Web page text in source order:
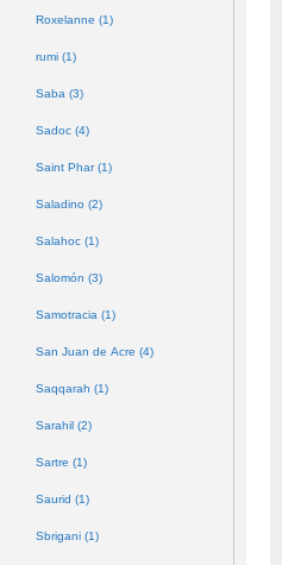
Roxelanne (1)
rumi (1)
Saba (3)
Sadoc (4)
Saint Phar (1)
Saladino (2)
Salahoc (1)
Salomón (3)
Samotracia (1)
San Juan de Acre (4)
Saqqarah (1)
Sarahil (2)
Sartre (1)
Saurid (1)
Sbrigani (1)